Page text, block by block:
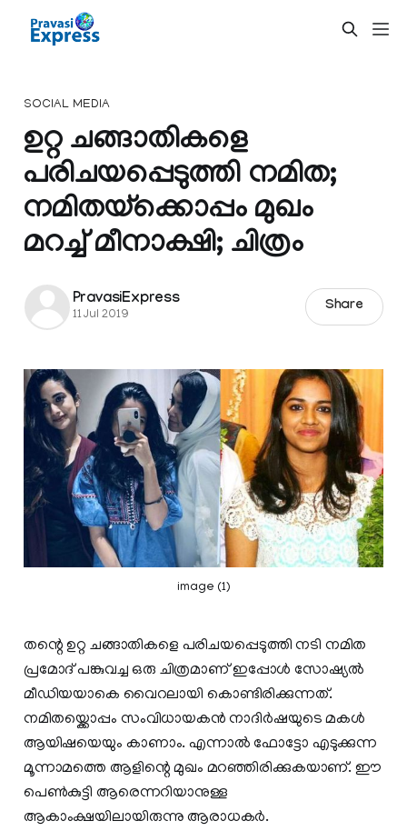
SOCIAL MEDIA
ഉറ്റ ചങ്ങാതികളെ
പരിചയപ്പെടുത്തി നമിത;
നമിതയ്ക്കൊപ്പം മുഖം
മറച്ച് മീനാക്ഷി; ചിത്രം
PravasiExpress
11 Jul 2019
Share
image (1)
തന്റെ ഉറ്റ ചങ്ങാതികളെ പരിചയപ്പെടുത്തി നടി നമിത
പ്രമോദ് പങ്കുവച്ച ഒരു ചിത്രമാണ് ഇപ്പോള്‍ സോഷ്യൽ
മീഡിയയാകെ വൈറലായി കൊണ്ടിരിക്കുന്നത്.
നമിതയ്ക്കൊപ്പം സംവിധായകൻ നാദിർഷയുടെ മകൾ
ആയിഷയെയും കാണാം. എന്നാൽ ഫോട്ടോ എടുക്കുന്ന
മൂന്നാമത്തെ ആളിന്റെ മുഖം മറഞ്ഞിരിക്കുകയാണ്. ഈ
പെണ്‍കുട്ടി ആരെന്നറിയാനുള്ള
ആകാംക്ഷയിലായിരുന്നു ആരാധകര്‍.